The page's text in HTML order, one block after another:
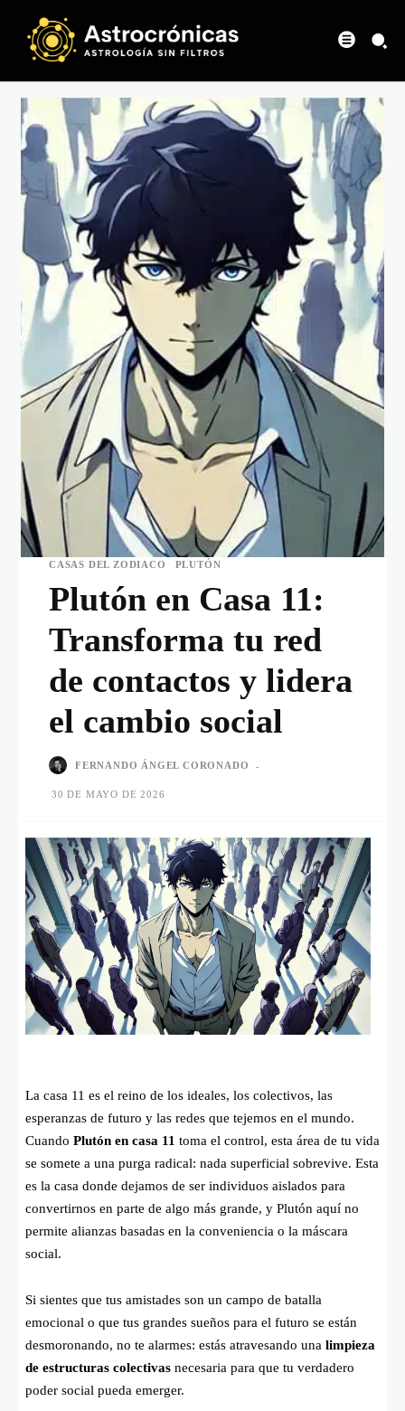
CASAS DEL ZODIACO PLUTÓN
Plutón en Casa 11:
Transforma tu red
de contactos y lidera
el cambio social
FERNANDO ÁNGEL CORONADO -
30 DE MAYO DE 2026
La casa 11 es el reino de los ideales, los colectivos, las
esperanzas de futuro y las redes que tejemos en el mundo.
Cuando Plutón en casa 11 toma el control, esta área de tu vida
se somete a una purga radical: nada superficial sobrevive. Esta
es la casa donde dejamos de ser individuos aislados para
convertirnos en parte de algo más grande, y Plutón aquí no
permite alianzas basadas en la conveniencia o la máscara
social.
Si sientes que tus amistades son un campo de batalla
emocional o que tus grandes sueños para el futuro se están
desmoronando, no te alarmes: estás atravesando una limpieza
de estructuras colectivas necesaria para que tu verdadero
poder social pueda emerger.